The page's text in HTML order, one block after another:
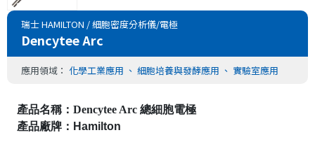
瑞士 HAMILTON /細胞密度分析儀/電極
Dencytee Arc
應用領域： 化學工業應用 、 細胞培養與發酵應用 、 實驗室應用
產品名稱：Dencytee Arc 總細胞電極
產品廠牌： Hamilton